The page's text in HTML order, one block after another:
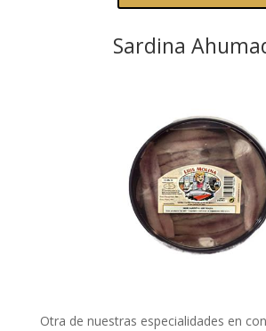
Sardina
Otra de nuestras especialidades en